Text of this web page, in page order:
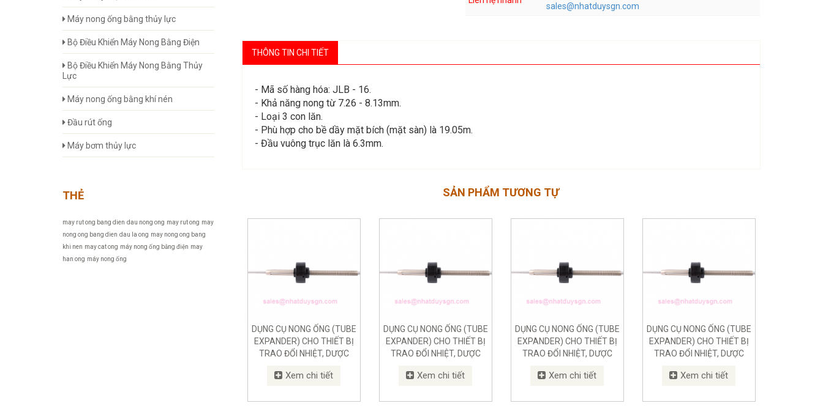
Máy nong ống bằng thủy lực
Bộ Điều Khiển Máy Nong Bằng Điện
Bộ Điều Khiển Máy Nong Bằng Thủy
Lực
Máy nong ống bằng khí nén
Đầu rút ống
Máy bơm thủy lực
THẺ
may rut ong bang dien dau nong ong may rut ong may
nong ong bang dien dau la ong may nong ong bang
khi nen may cat ong máy nong ống bằng điện may
han ong máy nong ống
sales@nhatduysgn.com
THÔNG TIN CHI TIẾT
- Mã số hàng hóa: JLB - 16.
- Khả năng nong từ 7.26 - 8.13mm.
- Loại 3 con lăn.
- Phù hợp cho bề dầy mặt bích (mặt sàn) là 19.05m.
- Đầu vuông trục lăn là 6.3mm.
SẢN PHẨM TƯƠNG TỰ
DỤNG CỤ NONG ỐNG (TUBE
EXPANDER) CHO THIẾT BỊ
TRAO ĐỔI NHIỆT, DƯỢC
THỰC PHẨM CHO NGHÀNH
Xem chi tiết
DỤNG CỤ NONG ỐNG (TUBE
EXPANDER) CHO THIẾT BỊ
TRAO ĐỔI NHIỆT, DƯỢC
THỰC PHẨM CHO NGHÀNH
Xem chi tiết
DỤNG CỤ NONG ỐNG (TUBE
EXPANDER) CHO THIẾT BỊ
TRAO ĐỔI NHIỆT, DƯỢC
THỰC PHẨM CHO NGHÀNH
Xem chi tiết
DỤNG CỤ NONG ỐNG (TUBE
EXPANDER) CHO THIẾT BỊ
TRAO ĐỔI NHIỆT, DƯỢC
THỰC PHẨM CHO NGHÀNH
Xem chi tiết